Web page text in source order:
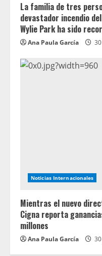
La familia de tres
devastador incendio
Wylie Park ha sido
Ana Paula García
Noticias Internacionales
Mientras el nuevo
Cigna reporta
millones
Ana Paula García